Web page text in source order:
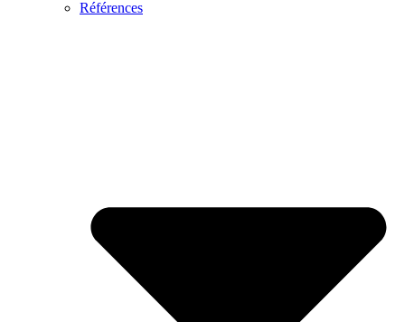
Références